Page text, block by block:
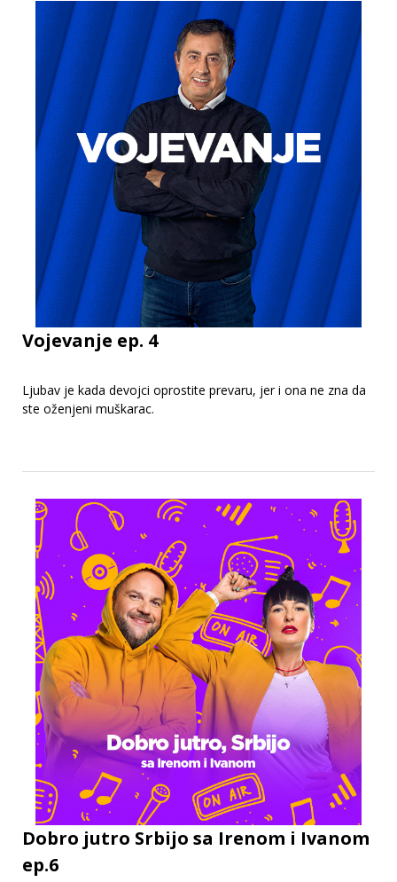
Vojevanje ep. 4
Ljubav je kada devojci oprostite prevaru, jer i ona ne zna da
ste oženjeni muškarac.
Dobro jutro Srbijo sa Irenom i Ivanom
ep.6